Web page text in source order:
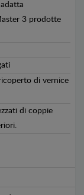
3 prodotte
di vernice
di coppie